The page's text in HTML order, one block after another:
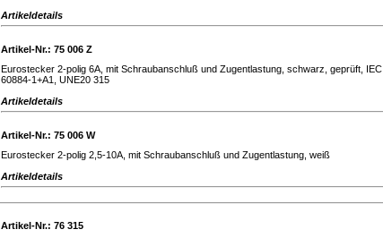
Artikeldetails
Artikel-Nr.: 75 006 Z
Eurostecker 2-polig 6A, mit Schraubanschluß und Zugentlastung, schwarz, geprüft, IEC
60884-1+A1, UNE20 315
Artikeldetails
Artikel-Nr.: 75 006 W
Eurostecker 2-polig 2,5-10A, mit Schraubanschluß und Zugentlastung, weiß
Artikeldetails
Artikel-Nr.: 76 315